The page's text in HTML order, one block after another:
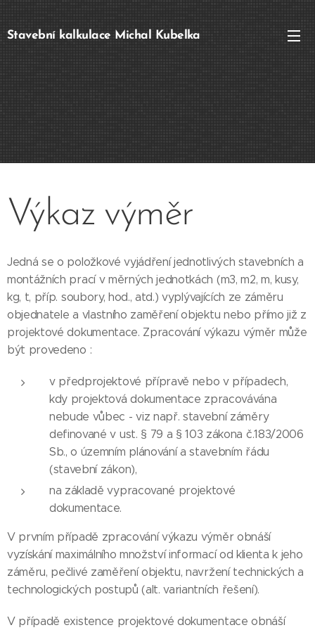
Stavební kalkulace Michal Kubelka
Výkaz výměr
Jedná se o položkové vyjádření jednotlivých stavebních a
montážních prací v měrných jednotkách (m3, m2, m, kusy,
kg, t, příp. soubory, hod., atd.) vyplývajících ze záměru
objednatele a vlastního zaměření objektu nebo přímo již z
projektové dokumentace. Zpracování výkazu výměr může
být provedeno :
v předprojektové přípravě nebo v případech,
kdy projektová dokumentace zpracovávána
nebude vůbec - viz např. stavební záměry
definované v ust. § 79 a § 103 zákona č.183/2006
Sb., o územním plánování a stavebním řádu
(stavební zákon),
na základě vypracované projektové
dokumentace.
V prvním případě zpracování výkazu výměr obnáší
vyzískání maximálního množství informací od klienta k jeho
záměru, pečlivé zaměření objektu, navržení technických a
technologických postupů (alt. variantních řešení).
V případě existence projektové dokumentace obnáší